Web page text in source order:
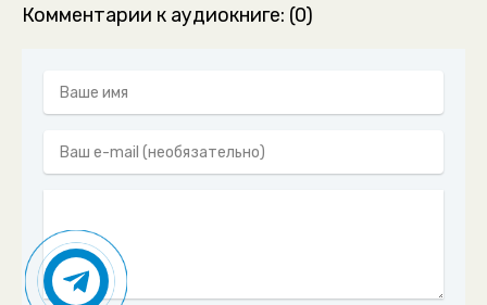
Комментарии к аудиокниге: (0)